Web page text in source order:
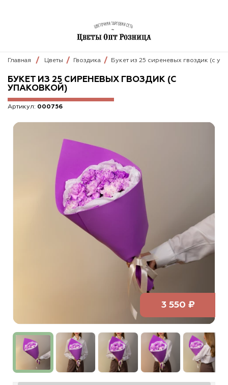
Главная Цветы Гвоздика Букет из 25 сиреневых гвоздик (с
БУКЕТ ИЗ 25 СИРЕНЕВЫХ ГВОЗДИК (С
УПАКОВКОЙ)
Артикул: 000756
3 550 ₽